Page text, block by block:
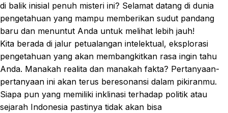
di balik inisial penuh misteri ini? Selamat datang di dunia
pengetahuan yang mampu memberikan sudut pandang
baru dan menuntut Anda untuk melihat lebih jauh!
Kita berada di jalur petualangan intelektual, eksplorasi
pengetahuan yang akan membangkitkan rasa ingin tahu
Anda. Manakah realita dan manakah fakta? Pertanyaan-
pertanyaan ini akan terus beresonansi dalam pikiranmu.
Siapa pun yang memiliki inklinasi terhadap politik atau
sejarah Indonesia pastinya tidak akan bisa